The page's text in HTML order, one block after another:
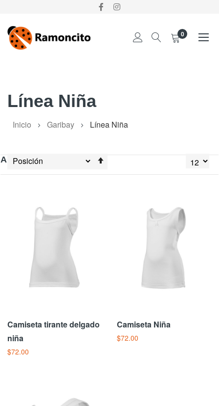
0
contenido
Línea Niña
Inicio Garibay Línea Niña
Establecer
dirección
Camiseta tirante delgado
niña
$72.00Añadir Al Carrito
Camiseta Niña
$72.00
Ahora comprando por